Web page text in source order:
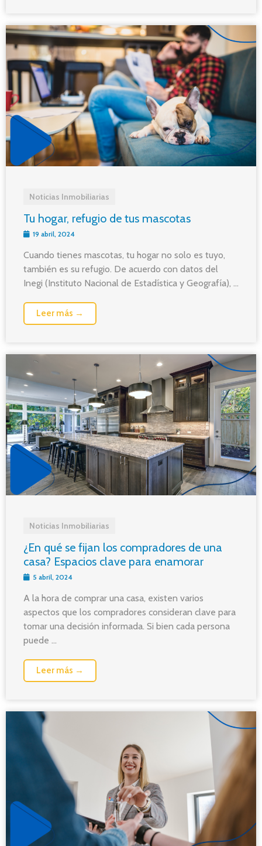
Noticias Inmobiliarias
Tu hogar, refugio de tus mascotas
19 abril, 2024
Cuando tienes mascotas, tu hogar no solo es tuyo,
también es su refugio. De acuerdo con datos del
Inegi (Instituto Nacional de Estadística y Geografía), ...
Leer más →
Noticias Inmobiliarias
¿En qué se fijan los compradores de una
casa? Espacios clave para enamorar
5 abril, 2024
A la hora de comprar una casa, existen varios
aspectos que los compradores consideran clave para
tomar una decisión informada. Si bien cada persona
puede ...
Leer más →